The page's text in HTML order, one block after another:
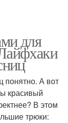
для
понятно. А вот
красивый
В этом
трюки: